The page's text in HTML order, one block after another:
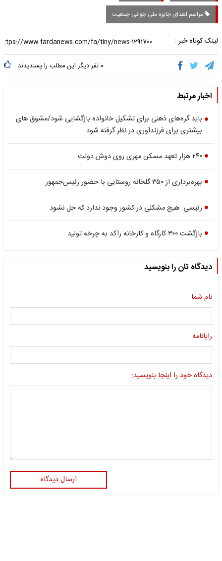
مراسم اهدای جایزه ملی جوانی جمعیت
لینک کوتاه خبر :
۰ نفر دیگر این مطلب را پسندیدند
اخبار مرتبط
باید گره‌های ذهنی برای تشکیل خانواده بازگشایی شود/مشوق های
بیشتری برای فرزندآوری در نظر گرفته شود
۲۴۰ هزار تعهد مسکن مهری روی دوش دولت
بهره‌برداری از ۳۵۰ گلخانه روستایی با حضور رئیس‌جمهور
رئیسی: هیچ مشکلی در کشور وجود ندارد که حل نشود
بازگشت ۳۰۰ کارگاه و کارخانه راکد به چرخه تولید
دیدگاه تان را بنویسید
نام شما
رایانامه
دیدگاه خود را اینجا بنویسید:
ارسال دیدگاه